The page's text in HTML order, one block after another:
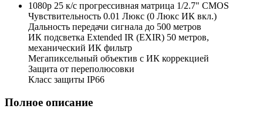
1080p 25 к/с прогрессивная матрица 1/2.7" CMOS
Чувствительность 0.01 Люкс (0 Люкс ИК вкл.)
Дальность передачи сигнала до 500 метров
ИК подсветка Extended IR (EXIR) 50 метров,
механический ИК фильтр
Мегапиксельный объектив с ИК коррекцией
Защита от переполюсовки
Класс защиты IP66
Полное описание